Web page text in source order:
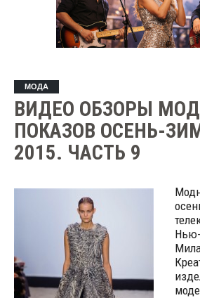
МОДА
ВИДЕО ОБЗОРЫ
ПОКАЗОВ ОСЕНЬ-
2015. ЧАСТЬ 9